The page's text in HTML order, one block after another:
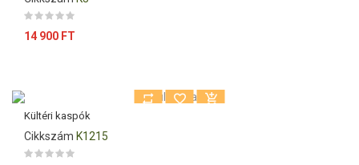
Ár
14 900 FT
Kültéri kaspók
Cikkszám K1215